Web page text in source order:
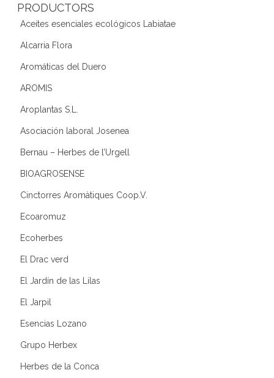
PRODUCTORS
Aceites esenciales ecológicos Labiatae
Alcarria Flora
Aromáticas del Duero
AROMIS
Aroplantas S.L.
Asociación laboral Josenea
Bernau – Herbes de l’Urgell
BIOAGROSENSE
Cinctorres Aromàtiques Coop.V.
Ecoaromuz
Ecoherbes
El Drac verd
El Jardín de las Lilas
El Jarpil
Esencias Lozano
Grupo Herbex
Herbes de la Conca